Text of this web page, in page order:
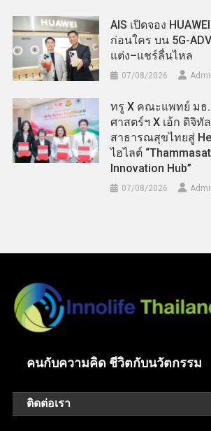
AIS เปิดจอง
ก่อนใคร บน 5G-
แต่ง–แชร์ลื่นไหล
07/08/2026
ทรู X คณะแพทย์ มธ.
ศาสตร์ฯ X เอ้ก ดิจิทั
สาธารณสุขไทยสู่
ไฮไลต์
Innovation Hub”
07/08/2026
คนกับความคิด ชีวิตกับนวัตกรรม
ติดต่อเรา